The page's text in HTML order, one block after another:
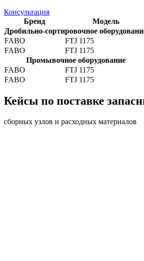
Консультация
Бренд
Модель
Дробильно-сортировочное
FABO
FTJ 1175
FABO
FTJ 1175
Промывочное оборудование
FABO
FTJ 1175
FABO
FTJ 1175
Кейсы по поставке
сборных узлов и расходных материалов